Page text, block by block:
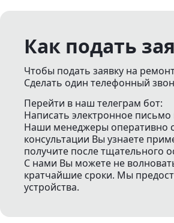
Как подать
Чтобы подать заявку на
Сделать один телефонный
Перейти в наш телеграм бот:
Написать электронное письмо
Наши менеджеры оперативно
консультации Вы узнаете
получите после тщательного
С нами Вы можете не
кратчайшие сроки. Мы
устройства.